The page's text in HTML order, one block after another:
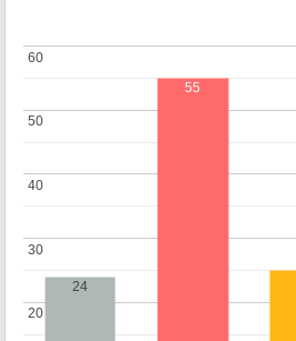
20
20
30
30
40
40
50
50
60
60
24
55